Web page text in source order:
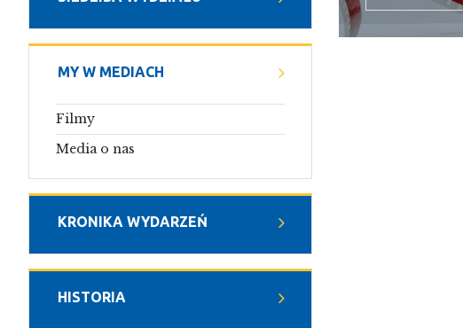
MY W MEDIACH
Filmy
Media o nas
KRONIKA WYDARZEŃ
HISTORIA